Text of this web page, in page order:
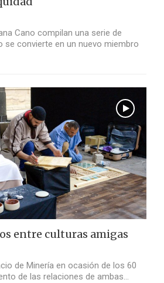
Cano compilan una serie de
se convierte en un nuevo miembro
entre culturas amigas
de Minería en ocasión de los 60
de las relaciones de ambas…